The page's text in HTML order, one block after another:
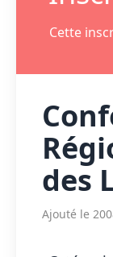
Cette
des
Ajouté le